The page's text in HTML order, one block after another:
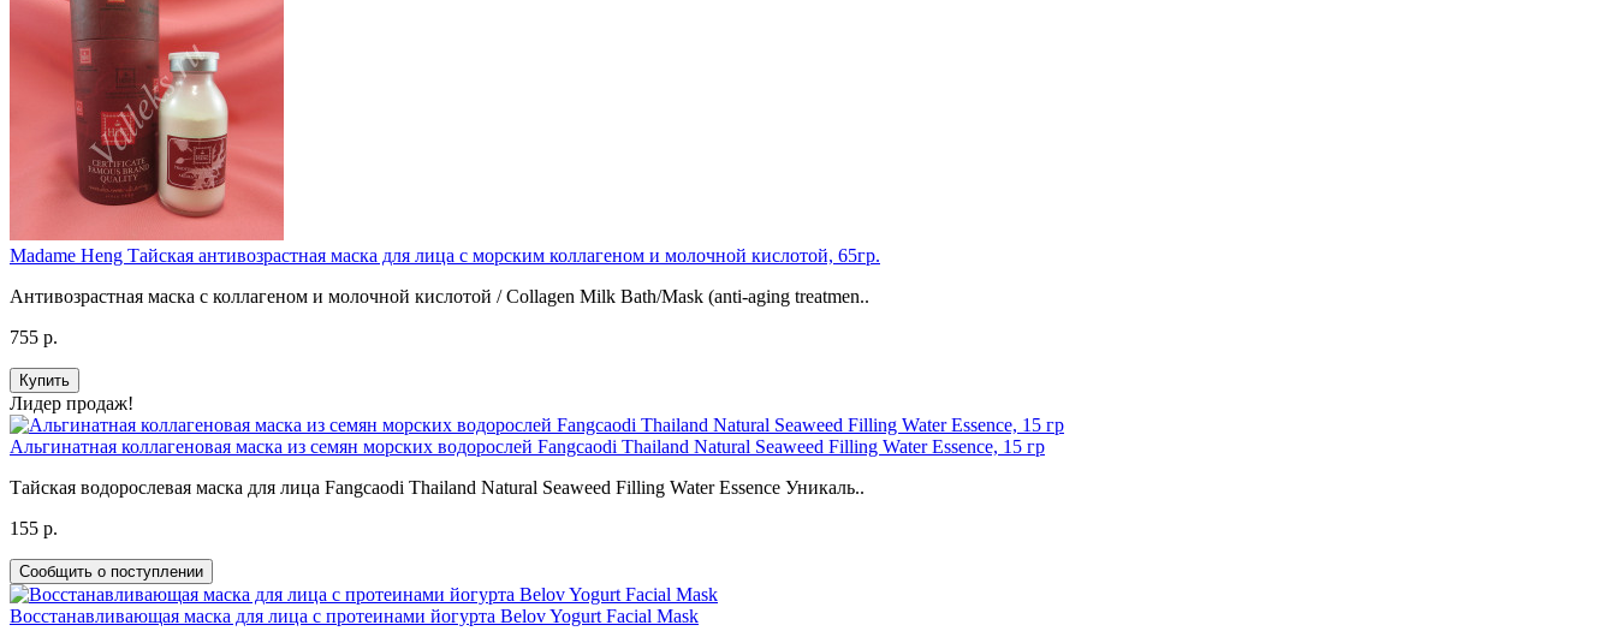
Madame Heng Тайская антивозрастная маска для лица с морским коллагеном и молочной кислотой, 65гр.
Антивозрастная маска с коллагеном и молочной кислотой / Collagen Milk Bath/Mask (anti-aging treatmen..
755 р.
Купить
Лидер продаж!
Альгинатная коллагеновая маска из семян морских водорослей Fangcaodi Thailand Natural Seaweed Filling Water Essence, 15 гр
Тайская водорослевая маска для лица Fangcaodi Thailand Natural Seaweed Filling Water Essence Уникаль..
155 р.
Сообщить о поступлении
Восстанавливающая маска для лица с протеинами йогурта Belov Yogurt Facial Mask